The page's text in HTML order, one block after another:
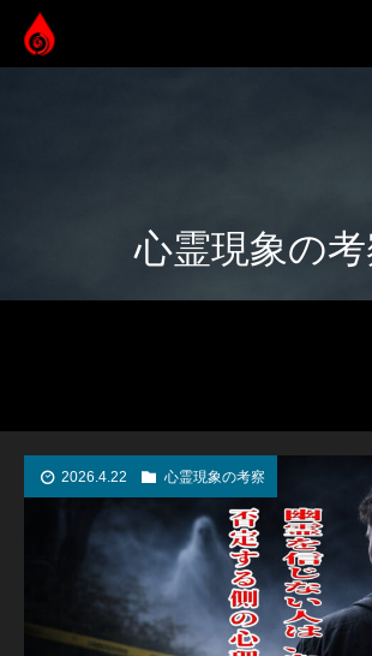
心霊現象の
2026.4.22 心霊現象の考察